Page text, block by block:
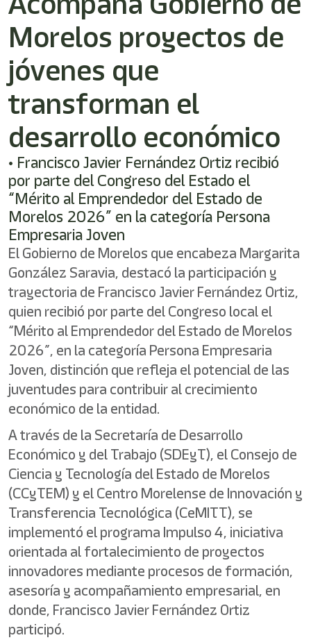
Morelos proyectos de
jóvenes que
transforman el
desarrollo económico
• Francisco Javier Fernández Ortiz recibió
por parte del Congreso del Estado el
“Mérito al Emprendedor del Estado de
Morelos 2026” en la categoría Persona
Empresaria Joven
El Gobierno de Morelos que encabeza Margarita
González Saravia, destacó la participación y
trayectoria de Francisco Javier Fernández Ortiz,
quien recibió por parte del Congreso local el
“Mérito al Emprendedor del Estado de Morelos
2026”, en la categoría Persona Empresaria
Joven, distinción que refleja el potencial de las
juventudes para contribuir al crecimiento
económico de la entidad.
A través de la Secretaría de Desarrollo
Económico y del Trabajo (SDEyT), el Consejo de
Ciencia y Tecnología del Estado de Morelos
(CCyTEM) y el Centro Morelense de Innovación y
Transferencia Tecnológica (CeMITT), se
implementó el programa Impulso 4, iniciativa
orientada al fortalecimiento de proyectos
innovadores mediante procesos de formación,
asesoría y acompañamiento empresarial, en
donde, Francisco Javier Fernández Ortiz
participó.